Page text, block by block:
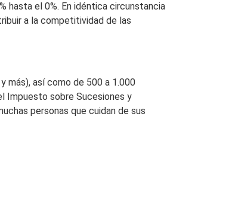
hasta el 0%. En idéntica circunstancia
a la competitividad de las
más), así como de 500 a 1.000
Impuesto sobre Sucesiones y
personas que cuidan de sus